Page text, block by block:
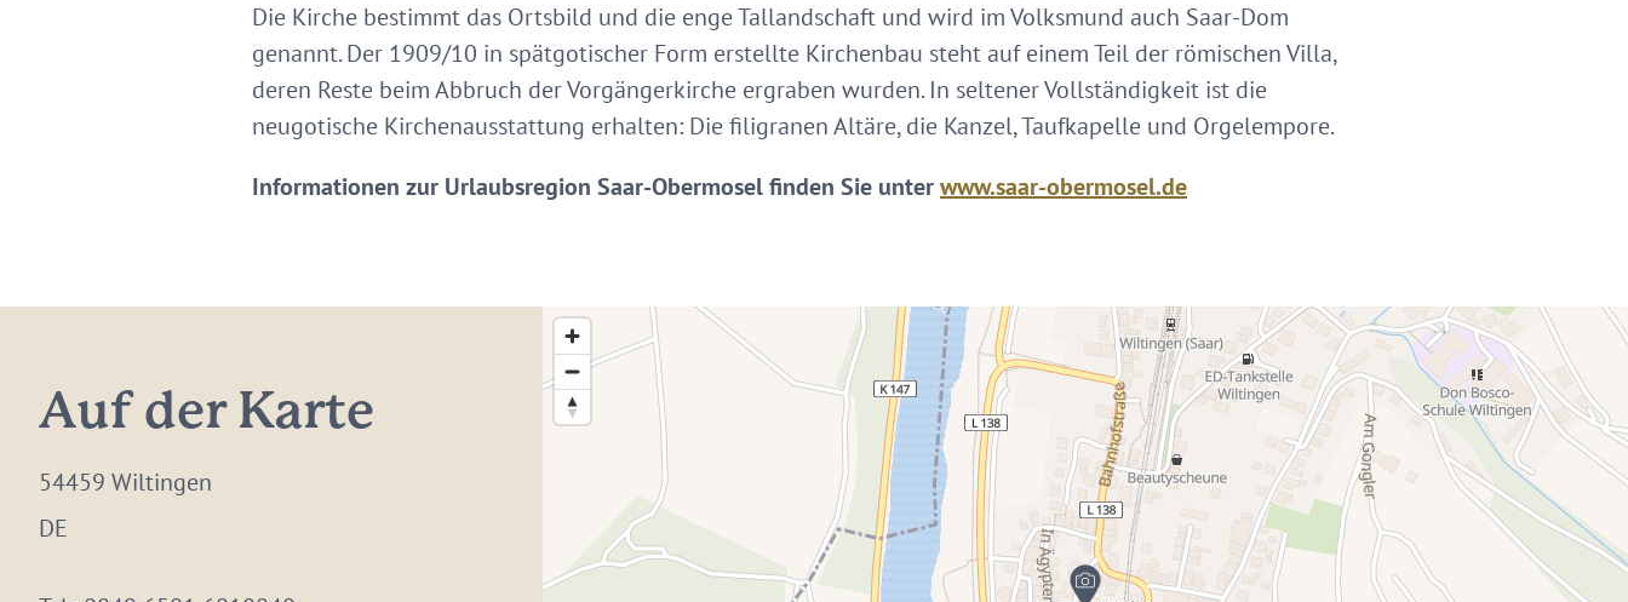
Die Kirche bestimmt das Ortsbild und die enge Tallandschaft und wird im Volksmund auch Saar-Dom
genannt. Der 1909/10 in spätgotischer Form erstellte Kirchenbau steht auf einem Teil der römischen Villa,
deren Reste beim Abbruch der Vorgängerkirche ergraben wurden. In seltener Vollständigkeit ist die
neugotische Kirchenausstattung erhalten: Die filigranen Altäre, die Kanzel, Taufkapelle und Orgelempore.
Informationen zur Urlaubsregion Saar-Obermosel finden Sie unterwww.saar-obermosel.de
Auf der Karte
54459 Wiltingen
DE